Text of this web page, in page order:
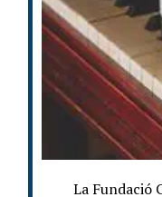
La Fundació